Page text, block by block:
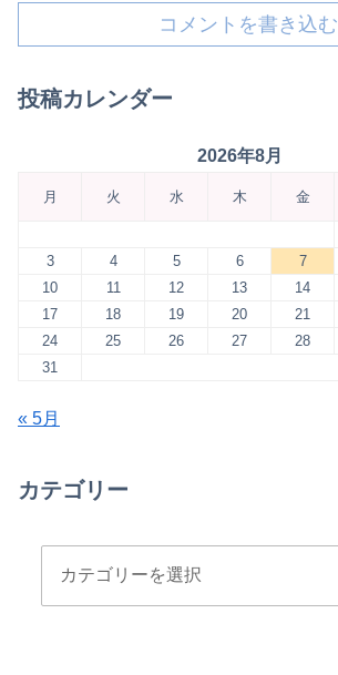
コメントを書き込む
投稿カレンダー
2026年8月
月 火 水 木 金
3
4 5 6 7
10
11 12 13 14
17
18 19 20 21
24
25 26 27 28
31
« 5月
カテゴリー